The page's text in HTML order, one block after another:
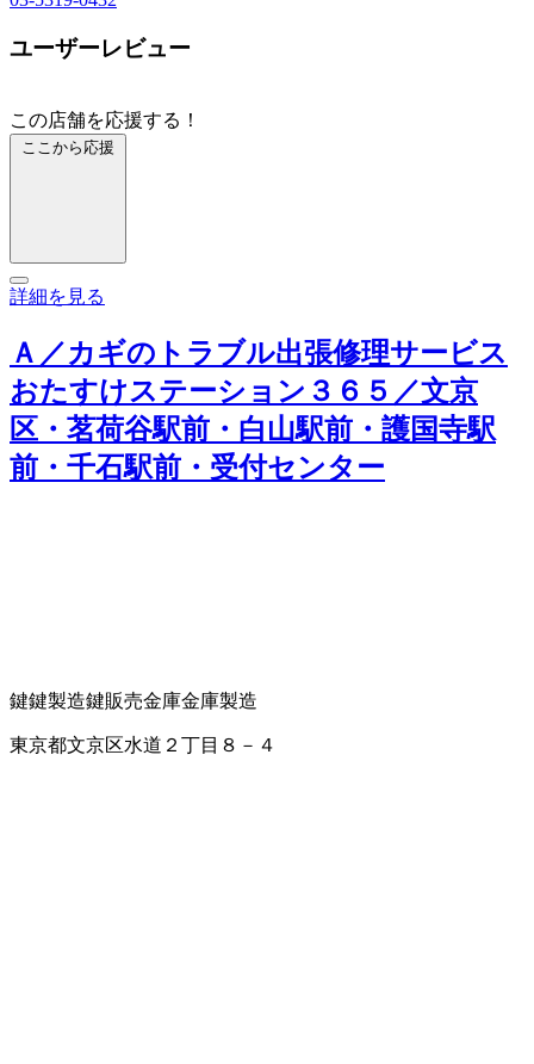
ユーザーレビュー
この店舗を応援する！
ここから応援
詳細を見る
Ａ／カギのトラブル出張修理サービス
おたすけステーション３６５／文京
区・茗荷谷駅前・白山駅前・護国寺駅
前・千石駅前・受付センター
鍵鍵製造鍵販売金庫金庫製造
東京都文京区水道２丁目８－４